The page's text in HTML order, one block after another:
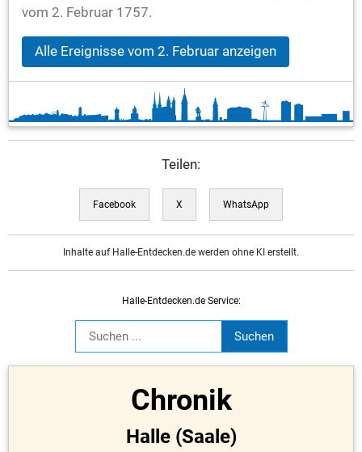
vom 2. Februar 1757.
Alle Ereignisse vom 2. Februar anzeigen
Teilen:
Facebook X WhatsApp
Inhalte auf Halle-Entdecken.de werden ohne KI erstellt.
Halle-Entdecken.de Service:
Chronik
Halle (Saale)